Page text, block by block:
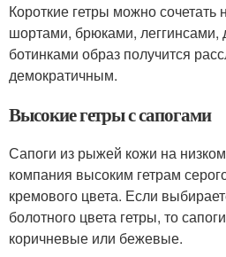
Короткие гетры можно сочетать
шортами, брюками, леггинсами,
ботинками образ получится
демократичным.
Высокие гетры с сапогами
Сапоги из рыжей кожи на
компания высоким гетрам
кремового цвета. Если
болотного цвета гетры, то
коричневые или бежевые.